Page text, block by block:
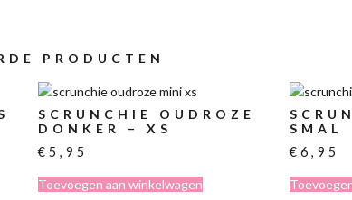
PRODUCTEN
SCRUNCHIE OUDROZE
DONKER – XS
€ 5,95
Toevoegen aan winkelwagen
SMAL
€ 6,95